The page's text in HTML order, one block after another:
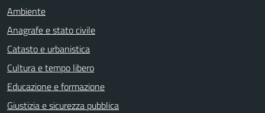
Ambiente
Anagrafe e stato civile
Catasto e urbanistica
Cultura e tempo libero
Educazione e formazione
Giustizia e sicurezza pubblica